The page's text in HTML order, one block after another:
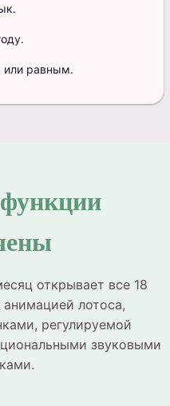
или равным.
открывает все 18
лотоса,
регулируемой
звуковыми